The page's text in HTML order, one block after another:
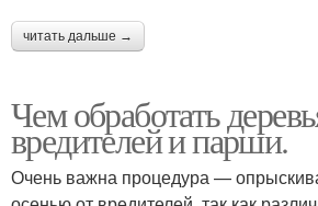
читать дальше →
Чем обработать
вредителей и парши.
Очень важна процедура —